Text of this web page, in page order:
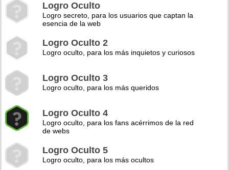
Logro Oculto
Logro secreto, para los usuarios que captan la
esencia de la web
Logro Oculto 2
Logro oculto, para los más inquietos y curiosos
Logro Oculto 3
Logro oculto, para los más queridos
Logro Oculto 4
Logro oculto, para los fans acérrimos de la red
de webs
Logro Oculto 5
Logro oculto, para los más ocultos